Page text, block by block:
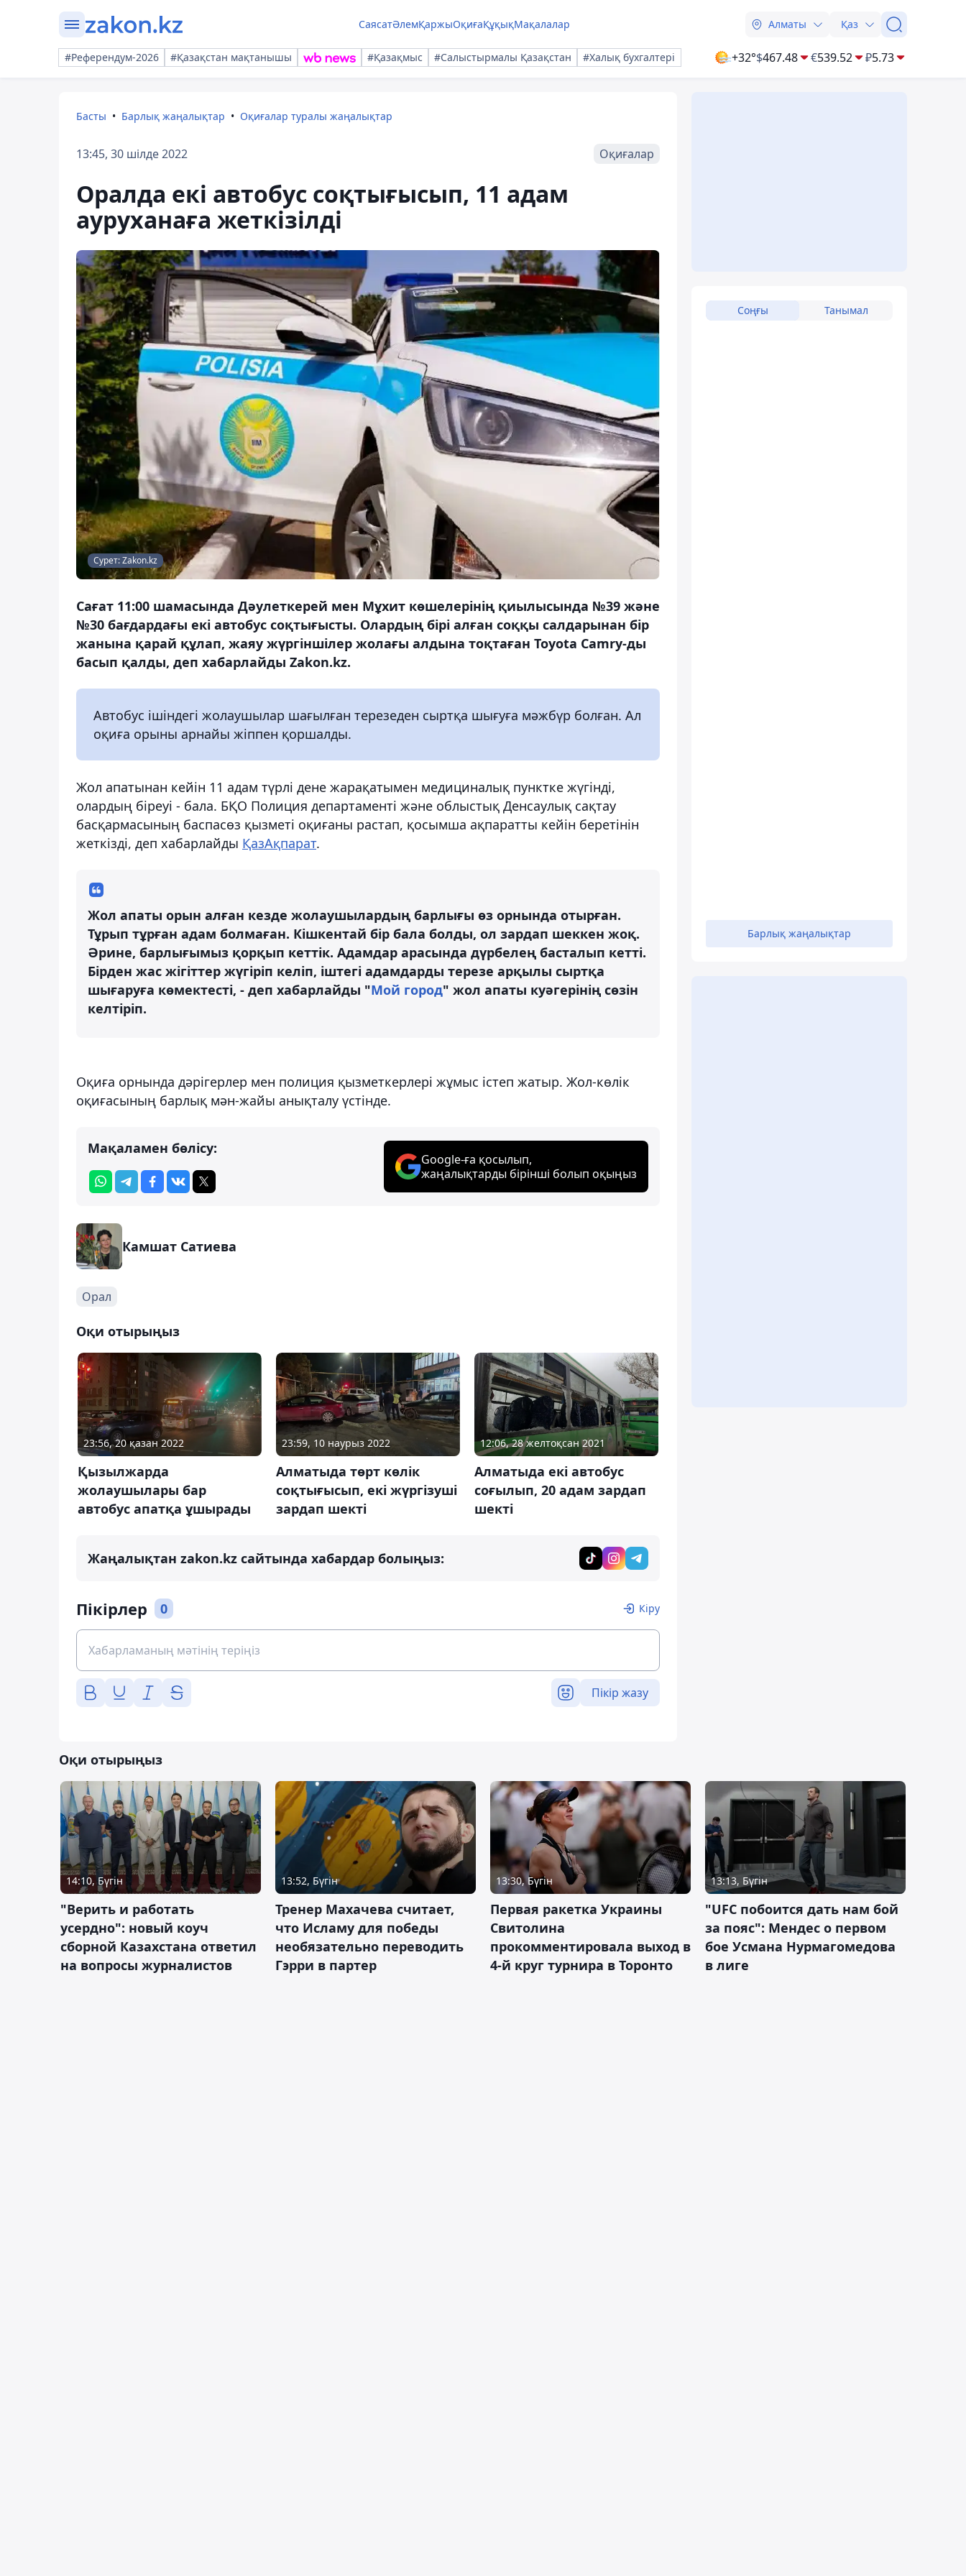
СаясатӘлемҚаржыОқиғаҚұқықМақалалар Алматы Қаз
#Референдум-2026 #Қазақстан мақтанышы #Қазақмыс #Салыстырмалы Қазақстан #Халық бухгалтері +32°$467.48 €539.52 ₽5.73
Басты Барлық жаңалықтар Оқиғалар туралы жаңалықтар
13:45, 30 шілде 2022 Оқиғалар
Оралда екі автобус соқтығысып, 11 адам
ауруханаға жеткізілді
Сурет: Zakon.kz
Сағат 11:00 шамасында Дәулеткерей мен Мұхит көшелерінің қиылысында №39 және
№30 бағдардағы екі автобус соқтығысты. Олардың бірі алған соққы салдарынан бір
жанына қарай құлап, жаяу жүргіншілер жолағы алдына тоқтаған Toyota Camry-ды
басып қалды, деп хабарлайды Zakon.kz.
Автобус ішіндегі жолаушылар шағылған терезеден сыртқа шығуға мәжбүр болған. Ал
оқиға орыны арнайы жіппен қоршалды.
Жол апатынан кейін 11 адам түрлі дене жарақатымен медициналық пунктке жүгінді,
олардың біреуі - бала. БҚО Полиция департаменті және облыстық Денсаулық сақтау
басқармасының баспасөз қызметі оқиғаны растап, қосымша ақпаратты кейін беретінін
жеткізді, деп хабарлайды ҚазАқпарат.
Жол апаты орын алған кезде жолаушылардың барлығы өз орнында отырған.
Тұрып тұрған адам болмаған. Кішкентай бір бала болды, ол зардап шеккен жоқ.
Әрине, барлығымыз қорқып кеттік. Адамдар арасында дүрбелең басталып кетті.
Бірден жас жігіттер жүгіріп келіп, іштегі адамдарды терезе арқылы сыртқа
шығаруға көмектесті, - деп хабарлайды "Мой город" жол апаты куәгерінің сөзін
келтіріп.
Оқиға орнында дәрігерлер мен полиция қызметкерлері жұмыс істеп жатыр. Жол-көлік
оқиғасының барлық мән-жайы анықталу үстінде.
Мақаламен бөлісу:
Google-ға қосылып,
жаңалықтарды бірінші болып оқыңыз
Камшат Сатиева
Орал
Оқи отырыңыз
23:56, 20 қазан 2022
Қызылжарда
жолаушылары бар
автобус апатқа ұшырады
23:59, 10 наурыз 2022
Алматыда төрт көлік
соқтығысып, екі жүргізуші
зардап шекті
12:06, 28 желтоқсан 2021
Алматыда екі автобус
соғылып, 20 адам зардап
шекті
Жаңалықтан zakon.kz сайтында хабардар болыңыз:
Пікірлер 0 Кіру
Пікір жазу
Соңғы Танымал
Барлық жаңалықтар
Оқи отырыңыз
14:10, Бүгін
"Верить и работать
усердно": новый коуч
сборной Казахстана ответил
на вопросы журналистов
13:52, Бүгін
Тренер Махачева считает,
что Исламу для победы
необязательно переводить
Гэрри в партер
13:30, Бүгін
Первая ракетка Украины
Свитолина
прокомментировала выход в
4-й круг турнира в Торонто
13:13, Бүгін
"UFC побоится дать нам бой
за пояс": Мендес о первом
бое Усмана Нурмагомедова
в лиге